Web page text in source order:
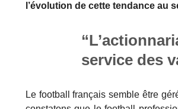
l’évolution de cette tendance au
service des
Le football français semble être